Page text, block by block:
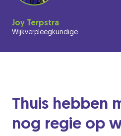
Joy Terpstra
Wijkverpleegkundige
Thuis hebben
nog regie op